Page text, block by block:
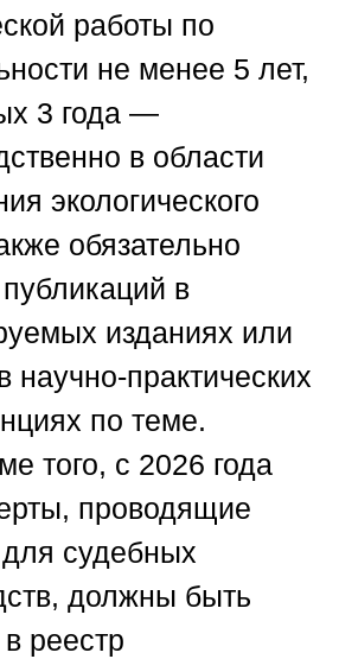
работы по
не менее 5 лет,
3 года —
в области
экологического
обязательно
в
изданиях или
научно-практических
по теме.
того, с 2026 года
проводящие
судебных
должны быть
реестр